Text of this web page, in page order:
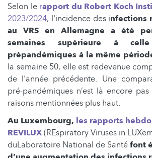
Selon le rapport du Robert Koch
2023/2024, l'incidence des infections
au VRS en Allemagne a été
semaines supérieure à
prépandémiques à la même
la semaine 50, elle est redevenue
de l'année précédente. Une
pré-pandémiques n’est là encore
raisons mentionnées plus haut.
Au Luxembourg, les rapports
REVILUX(REspiratory Viruses in
duLaboratoire National de Santéfont